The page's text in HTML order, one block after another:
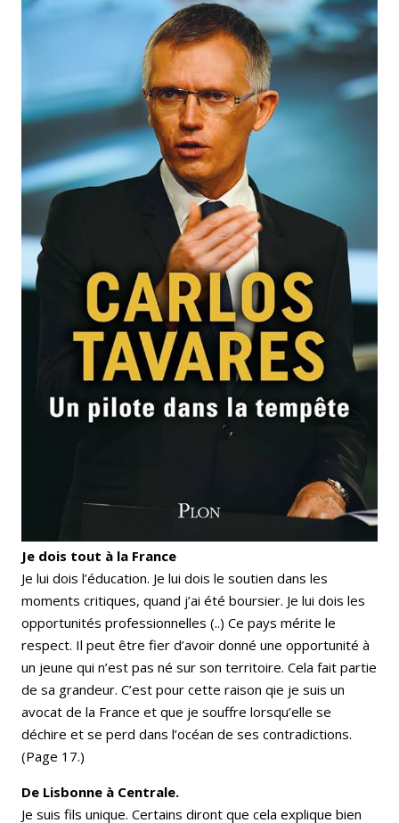
Je dois tout à la France
Je lui dois l’éducation. Je lui dois le soutien dans les
moments critiques, quand j’ai été boursier. Je lui dois les
opportunités professionnelles (..) Ce pays mérite le
respect. Il peut être fier d’avoir donné une opportunité à
un jeune qui n’est pas né sur son territoire. Cela fait partie
de sa grandeur. C’est pour cette raison qie je suis un
avocat de la France et que je souffre lorsqu’elle se
déchire et se perd dans l’océan de ses contradictions.
(Page 17.)
De Lisbonne à Centrale.
Je suis fils unique. Certains diront que cela explique bien